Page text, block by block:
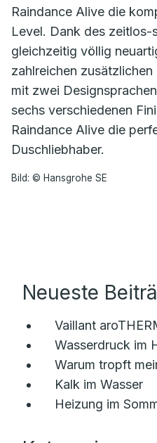
Raindance Alive die
Level. Dank des zeitlos-
gleichzeitig völlig
zahlreichen
mit zwei
sechs verschiedenen
Raindance Alive die
Duschliebhaber.
Bild: © Hansgrohe SE
Neueste
Vaillant
Wasserdruck im
Warum tropft
Kalk im Wasser
Heizung im